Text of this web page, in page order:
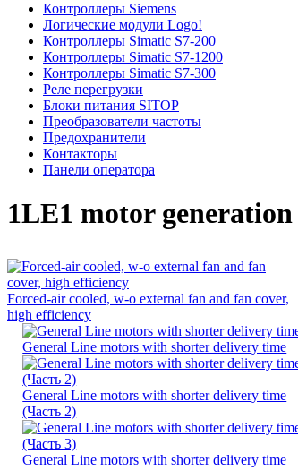
Контроллеры Siemens
Логические модули Logo!
Контроллеры Simatic S7-200
Контроллеры Simatic S7-1200
Контроллеры Simatic S7-300
Реле перегрузки
Блоки питания SITOP
Преобразователи частоты
Предохранители
Контакторы
Панели оператора
1LE1 motor generation
Forced-air cooled, w-o external fan and fan cover,
high efficiency
General Line motors with shorter delivery time
General Line motors with shorter delivery time
(Часть 2)
General Line motors with shorter delivery time